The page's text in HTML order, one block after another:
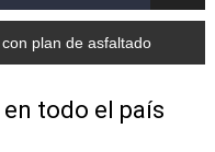
mesa de trabajo con
en punto de cruz
plan de asfaltado
en todo el país